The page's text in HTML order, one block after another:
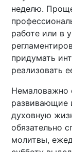
неделю.
работе или в
придумать
реализовать
Немаловажно
развивающие
духовную
обязательно
молитвы,